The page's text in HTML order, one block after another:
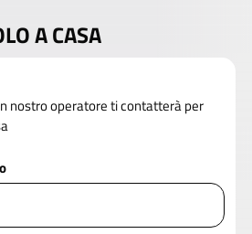
A CASA
nostro operatore ti contatterà per